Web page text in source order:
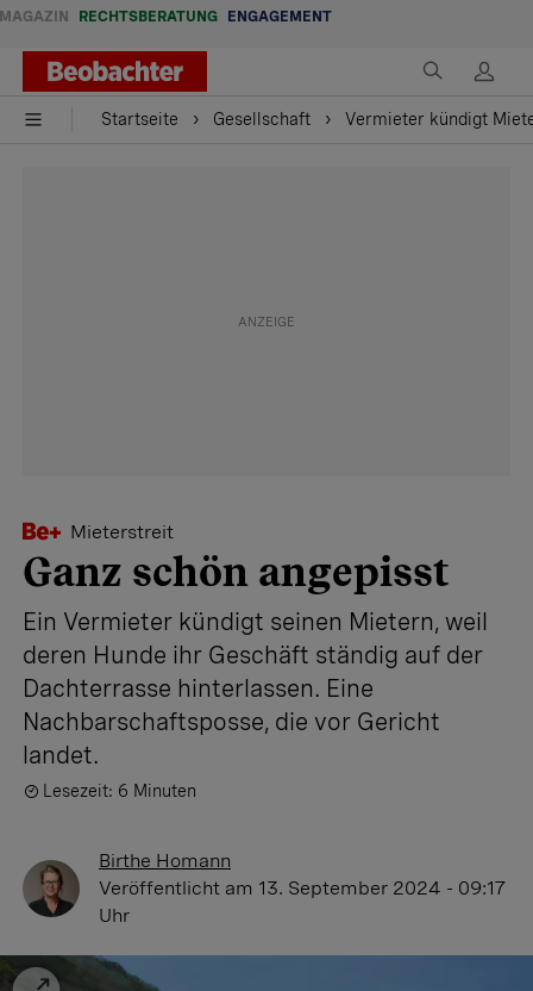
MAGAZIN RECHTSBERATUNG ENGAGEMENT
Startseite Gesellschaft Vermieter kündigt
Mieterstreit
Ganz schön angepisst
Ein Vermieter kündigt seinen Mietern, weil
deren Hunde ihr Geschäft ständig auf der
Dachterrasse hinterlassen. Eine
Nachbarschaftsposse, die vor Gericht
landet.
Lesezeit: 6 Minuten
Birthe Homann
Veröffentlicht am 13. September 2024 - 09:17
Uhr